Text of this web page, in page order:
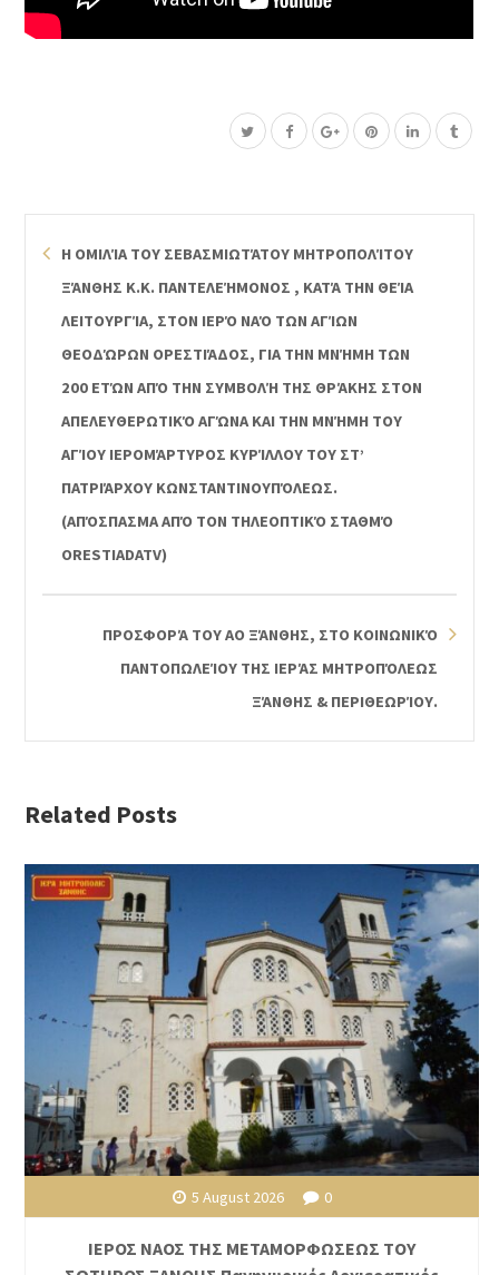
Η ΟΜΙΛΊΑ ΤΟΥ ΣΕΒΑΣΜΙΩΤΆΤΟΥ ΜΗΤΡΟΠΟΛΊΤΟΥ
ΞΆΝΘΗΣ Κ.Κ. ΠΑΝΤΕΛΕΉΜΟΝΟΣ , ΚΑΤΆ ΤΗΝ ΘΕΊΑ
ΛΕΙΤΟΥΡΓΊΑ, ΣΤΟΝ ΙΕΡΌ ΝΑΌ ΤΩΝ ΑΓΊΩΝ
ΘΕΟΔΏΡΩΝ ΟΡΕΣΤΙΆΔΟΣ, ΓΙΑ ΤΗΝ ΜΝΉΜΗ ΤΩΝ
200 ΕΤΏΝ ΑΠΌ ΤΗΝ ΣΥΜΒΟΛΉ ΤΗΣ ΘΡΆΚΗΣ ΣΤΟΝ
ΑΠΕΛΕΥΘΕΡΩΤΙΚΌ ΑΓΏΝΑ ΚΑΙ ΤΗΝ ΜΝΉΜΗ ΤΟΥ
ΑΓΊΟΥ ΙΕΡΟΜΆΡΤΥΡΟΣ ΚΥΡΊΛΛΟΥ ΤΟΥ ΣΤ’
ΠΑΤΡΙΆΡΧΟΥ ΚΩΝΣΤΑΝΤΙΝΟΥΠΌΛΕΩΣ.
(ΑΠΌΣΠΑΣΜΑ ΑΠΌ ΤΟΝ ΤΗΛΕΟΠΤΙΚΌ ΣΤΑΘΜΌ
ORESTIADATV)
ΠΡΟΣΦΟΡΆ ΤΟΥ ΑΟ ΞΆΝΘΗΣ, ΣΤΟ ΚΟΙΝΩΝΙΚΌ
ΠΑΝΤΟΠΩΛΕΊΟΥ ΤΗΣ ΙΕΡΆΣ ΜΗΤΡΟΠΌΛΕΩΣ
ΞΆΝΘΗΣ & ΠΕΡΙΘΕΩΡΊΟΥ.
Related Posts
5 August 2026 0
ΙΕΡΟΣ ΝΑΟΣ ΤΗΣ ΜΕΤΑΜΟΡΦΩΣΕΩΣ ΤΟΥ